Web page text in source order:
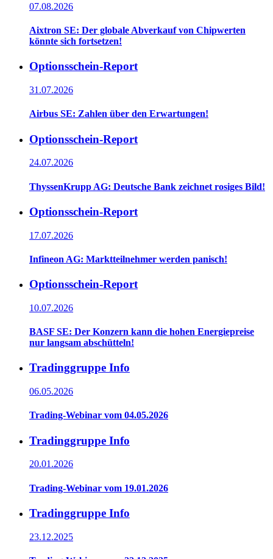
07.08.2026
Aixtron SE: Der globale Abverkauf von Chipwerten
könnte sich fortsetzen!
Optionsschein-Report
31.07.2026
Airbus SE: Zahlen über den Erwartungen!
Optionsschein-Report
24.07.2026
ThyssenKrupp AG: Deutsche Bank zeichnet rosiges Bild!
Optionsschein-Report
17.07.2026
Infineon AG: Marktteilnehmer werden panisch!
Optionsschein-Report
10.07.2026
BASF SE: Der Konzern kann die hohen Energiepreise
nur langsam abschütteln!
Tradinggruppe Info
06.05.2026
Trading-Webinar vom 04.05.2026
Tradinggruppe Info
20.01.2026
Trading-Webinar vom 19.01.2026
Tradinggruppe Info
23.12.2025